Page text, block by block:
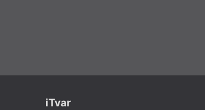
iTvar